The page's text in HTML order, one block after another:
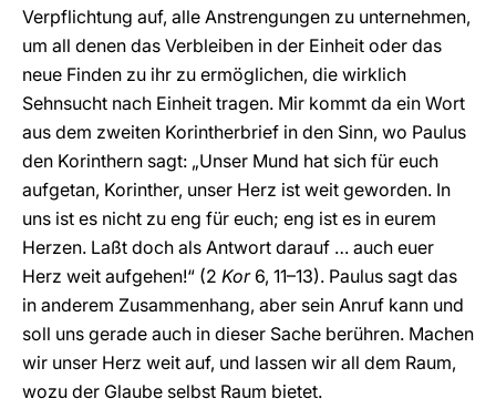
Verpflichtung auf, alle Anstrengungen zu unternehmen,
um all denen das Verbleiben in der Einheit oder das
neue Finden zu ihr zu ermöglichen, die wirklich
Sehnsucht nach Einheit tragen. Mir kommt da ein Wort
aus dem zweiten Korintherbrief in den Sinn, wo Paulus
den Korinthern sagt: „Unser Mund hat sich für euch
aufgetan, Korinther, unser Herz ist weit geworden. In
uns ist es nicht zu eng für euch; eng ist es in eurem
Herzen. Laßt doch als Antwort darauf … auch euer
Herz weit aufgehen!“ (2 Kor6, 11–13). Paulus sagt das
in anderem Zusammenhang, aber sein Anruf kann und
soll uns gerade auch in dieser Sache berühren. Machen
wir unser Herz weit auf, und lassen wir all dem Raum,
wozu der Glaube selbst Raum bietet.